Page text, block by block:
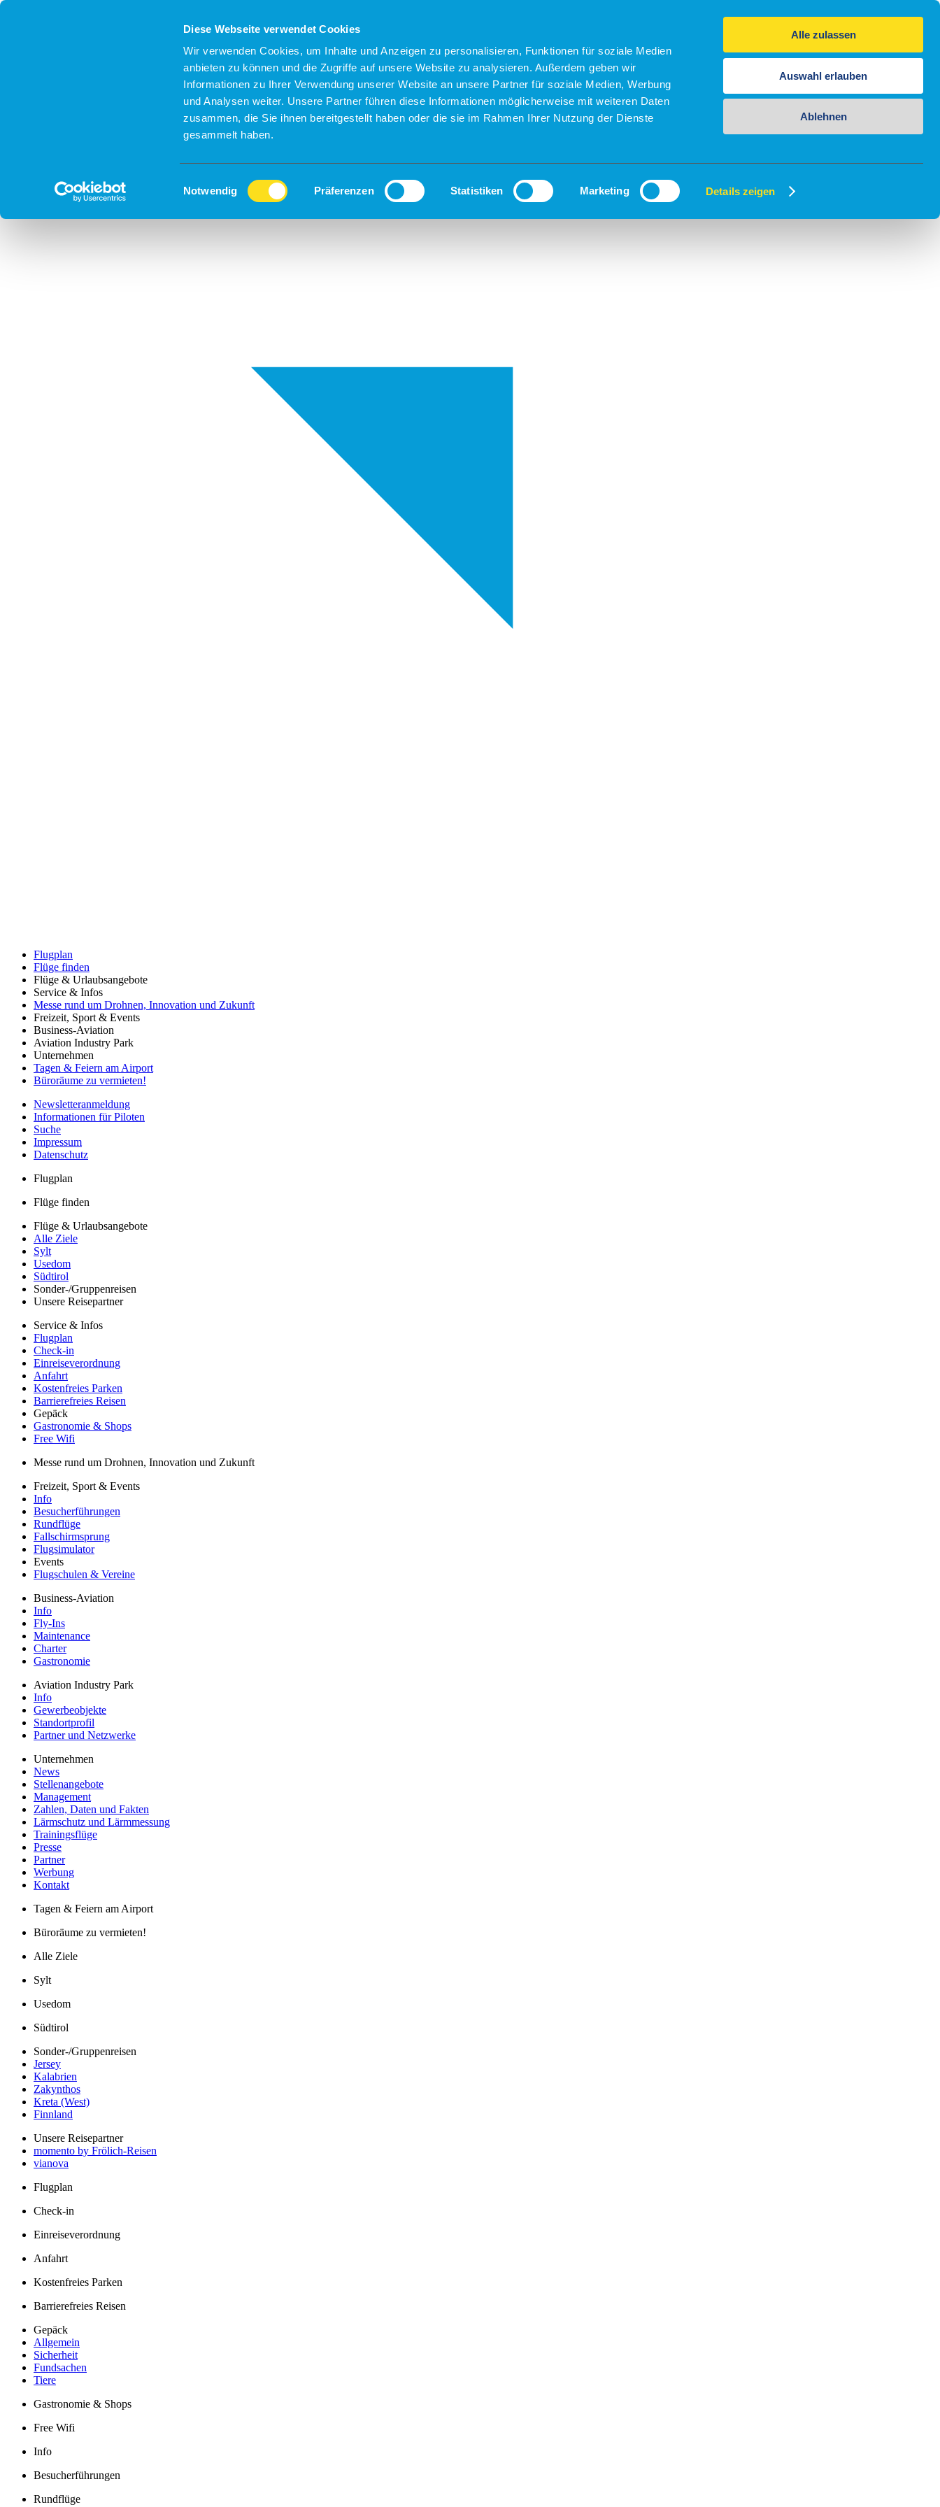
Diese Webseite verwendet Cookies
Wir verwenden Cookies, um Inhalte und Anzeigen zu personalisieren, Funktionen für soziale Medien
anbieten zu können und die Zugriffe auf unsere Website zu analysieren. Außerdem geben wir
Informationen zu Ihrer Verwendung unserer Website an unsere Partner für soziale Medien, Werbung
und Analysen weiter. Unsere Partner führen diese Informationen möglicherweise mit weiteren Daten
zusammen, die Sie ihnen bereitgestellt haben oder die sie im Rahmen Ihrer Nutzung der Dienste
gesammelt haben.
Einwilligungsauswahl
Notwendig Präferenzen Statistiken Marketing Details zeigen
Alle zulassen
Auswahl erlauben
Ablehnen
Flugplan
Flüge finden
Flüge & Urlaubsangebote
Service & Infos
Messe rund um Drohnen, Innovation und Zukunft
Freizeit, Sport & Events
Business-Aviation
Aviation Industry Park
Unternehmen
Tagen & Feiern am Airport
Büroräume zu vermieten!
Newsletteranmeldung
Informationen für Piloten
Suche
Impressum
Datenschutz
Flugplan
Flüge finden
Flüge & Urlaubsangebote
Alle Ziele
Sylt
Usedom
Südtirol
Sonder-/Gruppenreisen
Unsere Reisepartner
Service & Infos
Flugplan
Check-in
Einreiseverordnung
Anfahrt
Kostenfreies Parken
Barrierefreies Reisen
Gepäck
Gastronomie & Shops
Free Wifi
Messe rund um Drohnen, Innovation und Zukunft
Freizeit, Sport & Events
Info
Besucherführungen
Rundflüge
Fallschirmsprung
Flugsimulator
Events
Flugschulen & Vereine
Business-Aviation
Info
Fly-Ins
Maintenance
Charter
Gastronomie
Aviation Industry Park
Info
Gewerbeobjekte
Standortprofil
Partner und Netzwerke
Unternehmen
News
Stellenangebote
Management
Zahlen, Daten und Fakten
Lärmschutz und Lärmmessung
Trainingsflüge
Presse
Partner
Werbung
Kontakt
Tagen & Feiern am Airport
Büroräume zu vermieten!
Alle Ziele
Sylt
Usedom
Südtirol
Sonder-/Gruppenreisen
Jersey
Kalabrien
Zakynthos
Kreta (West)
Finnland
Unsere Reisepartner
momento by Frölich-Reisen
vianova
Flugplan
Check-in
Einreiseverordnung
Anfahrt
Kostenfreies Parken
Barrierefreies Reisen
Gepäck
Allgemein
Sicherheit
Fundsachen
Tiere
Gastronomie & Shops
Free Wifi
Info
Besucherführungen
Rundflüge